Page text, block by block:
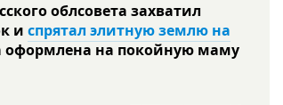
облсовета захватил
и спрятал элитную землю на
оформлена на покойную маму